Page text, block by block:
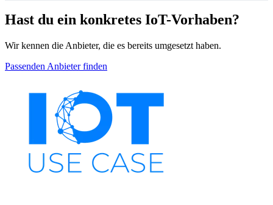
Hast du ein konkretes IoT-Vorhaben?
Wir kennen die Anbieter, die es bereits umgesetzt haben.
Passenden Anbieter finden